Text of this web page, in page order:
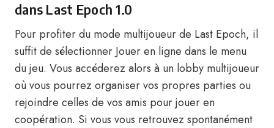
dans Last Epoch 1.0
Pour profiter du mode multijoueur de Last Epoch, il
suffit de sélectionner Jouer en ligne dans le menu
du jeu. Vous accéderez alors à un lobby multijoueur
où vous pourrez organiser vos propres parties ou
rejoindre celles de vos amis pour jouer en
coopération. Si vous vous retrouvez spontanément